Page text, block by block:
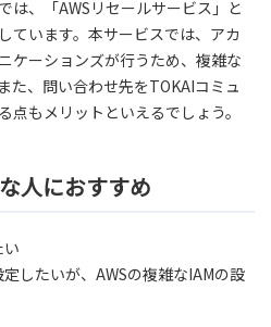
は、「AWSリセールサービス」と
ています。本サービスでは、アカ
ケーションズが行うため、複雑な
た、問い合わせ先をTOKAIコミュ
もメリットといえるでしょう。
人におすすめ
したいが、AWSの複雑なIAMの設